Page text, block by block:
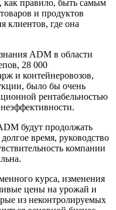
правило, быть самым
и продуктов
клиентов, где она
ADM в области
28 000
и контейнеровозов,
было бы очень
рентабельностью
будут продолжать
время, руководство
компании
курса, изменения
цены на урожай и
из неконтролируемых